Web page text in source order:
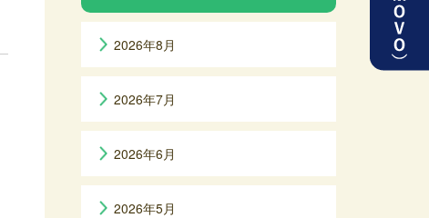
2026年8月
2026年7月
2026年6月
2026年5月